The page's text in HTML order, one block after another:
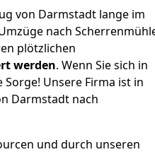
von Darmstadt lange im
nach
plötzlichen
werden. Wenn Sie sich in
Unsere Firma ist in
Darmstadt nach
und durch unseren